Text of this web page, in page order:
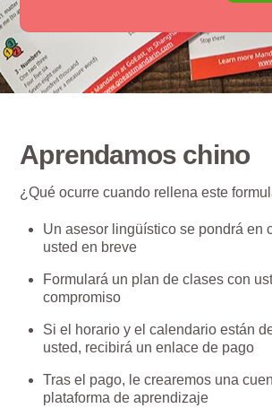
Aprendamos chino
¿Qué ocurre cuando rellena este
Un asesor lingüístico se pondrá en
usted en breve
Formulará un plan de clases con
compromiso
Si el horario y el calendario están
usted, recibirá un enlace de pago
Tras el pago, le crearemos una
plataforma de aprendizaje